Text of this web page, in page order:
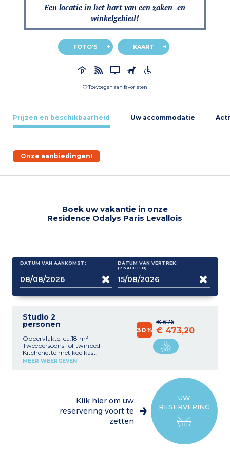
Een locatie in het hart van een zaken- en
winkelgebied!
FOTO'S KAART
Toevoegen aan favorieten
Prijzen en beschikbaarheid Uw accommodatie
Onze aanbiedingen!
Boek uw vakantie in onze
Residence Odalys Paris Levallois
DATUM VAN AANKOMST: DATUM VAN VERTREK:
(7 NACHTEN)
Studio 2
personen
Oppervlakte: ca.18 m²
Tweepersoons- of twinbed
Kitchenette met koelkast,
2-pits kookplaat en
MEER WEERGEVEN
€ 676
30% € 473,20
UW
RESERVERING
Klik hier om uw
reservering voort te
zetten